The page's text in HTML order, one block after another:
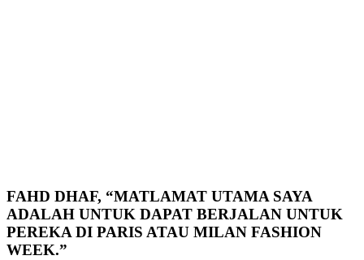
FAHD DHAF, “MATLAMAT UTAMA SAYA
ADALAH UNTUK DAPAT BERJALAN UNTUK
PEREKA DI PARIS ATAU MILAN FASHION
WEEK.”